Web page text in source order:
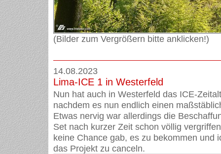
(Bilder zum Vergrößern bitte anklicken!)
14.08.2023
Lima-ICE 1 in Westerfeld
Nun hat auch in Westerfeld das ICE-
nachdem es nun endlich einen
Etwas nervig war allerdings die
Set nach kurzer Zeit schon völlig
keine Chance gab, es zu bekommen und
das Projekt zu canceln.